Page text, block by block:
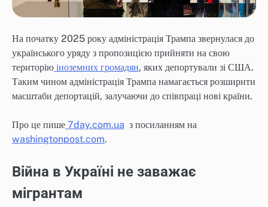
На початку 2025 року адміністрація Трампа звернулася до
українського уряду з пропозицією прийняти на свою
територію іноземних громадян, яких депортували зі США.
Таким чином адміністрація Трампа намагається розширити
масштаби депортацій, залучаючи до співпраці нові країни.
Про це пише 7day.com.ua з посиланням на
washingtonpost.com.
Війна в Україні не заважає
мігрантам